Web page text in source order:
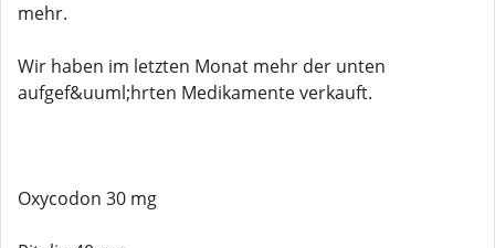
mehr.
Wir haben im letzten Monat mehr der unten
aufgef&uuml;hrten Medikamente verkauft.
Oxycodon 30 mg